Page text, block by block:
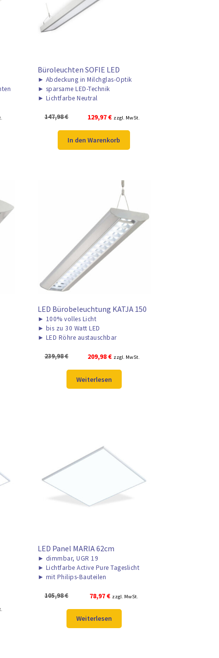
Büroleuchten SOFIE LED
► Abdeckung in Milchglas-Optik
► sparsame LED-Technik
► Lichtfarbe Neutral
147,98€
Ursprünglicher
war:
147,98 €
129,97€Aktueller
ist:
129,97 €.
zzgl. MwSt.
In den Warenkorb
LED Bürobeleuchtung KATJA 150
► 100% volles Licht
► bis zu 30 Watt LED
► LED Röhre austauschbar
239,98€
Ursprünglicher
war:
239,98 €
209,98€Aktueller
209,98 €.
zzgl. MwSt.
Weiterlesen
LED Panel MARIA 62cm
► dimmbar, UGR 19
► Lichtfarbe Active Pure Tageslicht
► mit Philips-Bauteilen
105,98€
Ursprünglicher
war:
105,98 €
78,97€Aktueller
ist:
78,97 €.
zzgl. MwSt.
Weiterlesen